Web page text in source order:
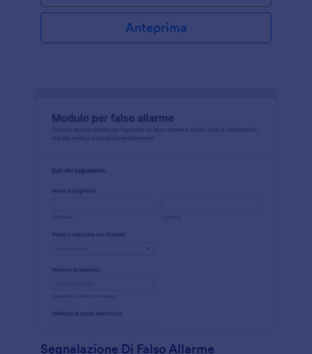
Anteprima
Segnalazione Di Falso Allarme